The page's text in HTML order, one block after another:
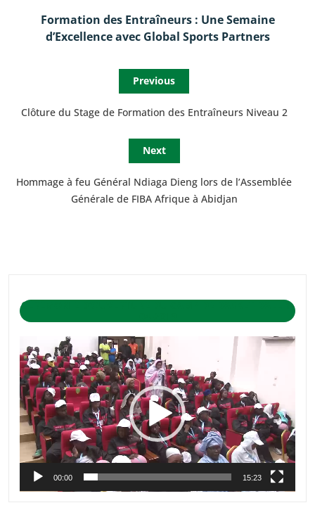
Formation des Entraîneurs : Une Semaine
d’Excellence avec Global Sports Partners
Previous
Clôture du Stage de Formation des Entraîneurs Niveau 2
Next
Hommage à feu Général Ndiaga Dieng lors de l’Assemblée
Générale de FIBA Afrique à Abidjan
CÉRÉMONIE D’OUVERTURE DU CAMP DE BASKET-BALL 1-
Lecteur
vidéo
00:00 15:23